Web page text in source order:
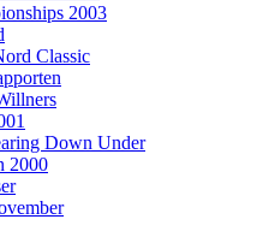
2003
Classic
Down Under
2000